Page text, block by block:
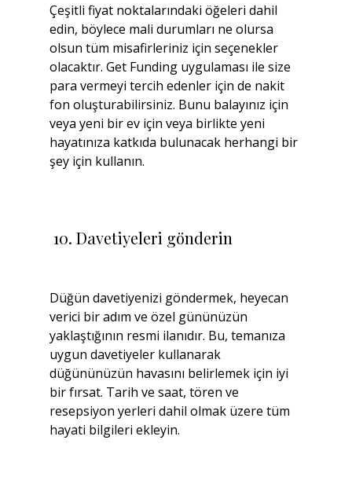
Çeşitli fiyat noktalarındaki öğeleri dahil
edin, böylece mali durumları ne olursa
olsun tüm misafirleriniz için seçenekler
olacaktır. Get Funding uygulaması ile size
para vermeyi tercih edenler için de nakit
fon oluşturabilirsiniz. Bunu balayınız için
veya yeni bir ev için veya birlikte yeni
hayatınıza katkıda bulunacak herhangi bir
şey için kullanın.
10. Davetiyeleri gönderin
Düğün davetiyenizi göndermek, heyecan
verici bir adım ve özel gününüzün
yaklaştığının resmi ilanıdır. Bu, temanıza
uygun davetiyeler kullanarak
düğününüzün havasını belirlemek için iyi
bir fırsat. Tarih ve saat, tören ve
resepsiyon yerleri dahil olmak üzere tüm
hayati bilgileri ekleyin.